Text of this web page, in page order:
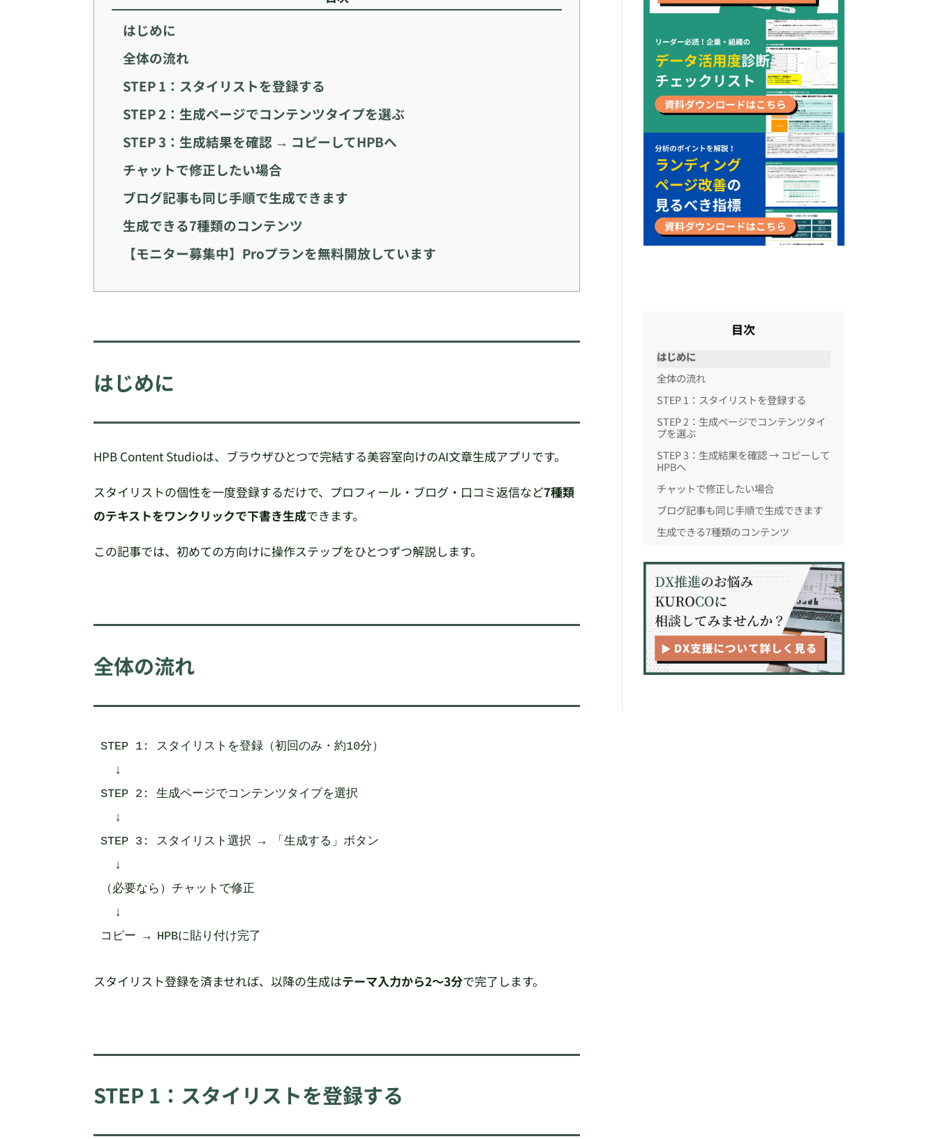
はじめに
全体の流れ
STEP 1：スタイリストを登録する
STEP 2：生成ページでコンテンツタイプを選ぶ
STEP 3：生成結果を確認 → コピーしてHPBへ
チャットで修正したい場合
ブログ記事も同じ手順で生成できます
生成できる7種類のコンテンツ
【モニター募集中】Proプランを無料開放しています
はじめに
HPB Content Studioは、ブラウザひとつで完結する美容室向けのAI文章生成アプリです。
スタイリストの個性を一度登録するだけで、プロフィール・ブログ・口コミ返信など7種類
のテキストをワンクリックで下書き生成できます。
この記事では、初めての方向けに操作ステップをひとつずつ解説します。
全体の流れ
STEP 1: スタイリストを登録（初回のみ・約10分）
STEP 2: 生成ページでコンテンツタイプを選択
STEP 3: スタイリスト選択 → 「生成する」ボタン
（必要なら）チャットで修正
コピー → HPBに貼り付け完了
スタイリスト登録を済ませれば、以降の生成はテーマ入力から2〜3分で完了します。
STEP 1：スタイリストを登録する
目次
はじめに
全体の流れ
STEP 1：スタイリストを登録する
STEP 2：生成ページでコンテンツタイ
プを選ぶ
STEP 3：生成結果を確認 → コピーして
HPBへ
チャットで修正したい場合
ブログ記事も同じ手順で生成できます
生成できる7種類のコンテンツ
放しています